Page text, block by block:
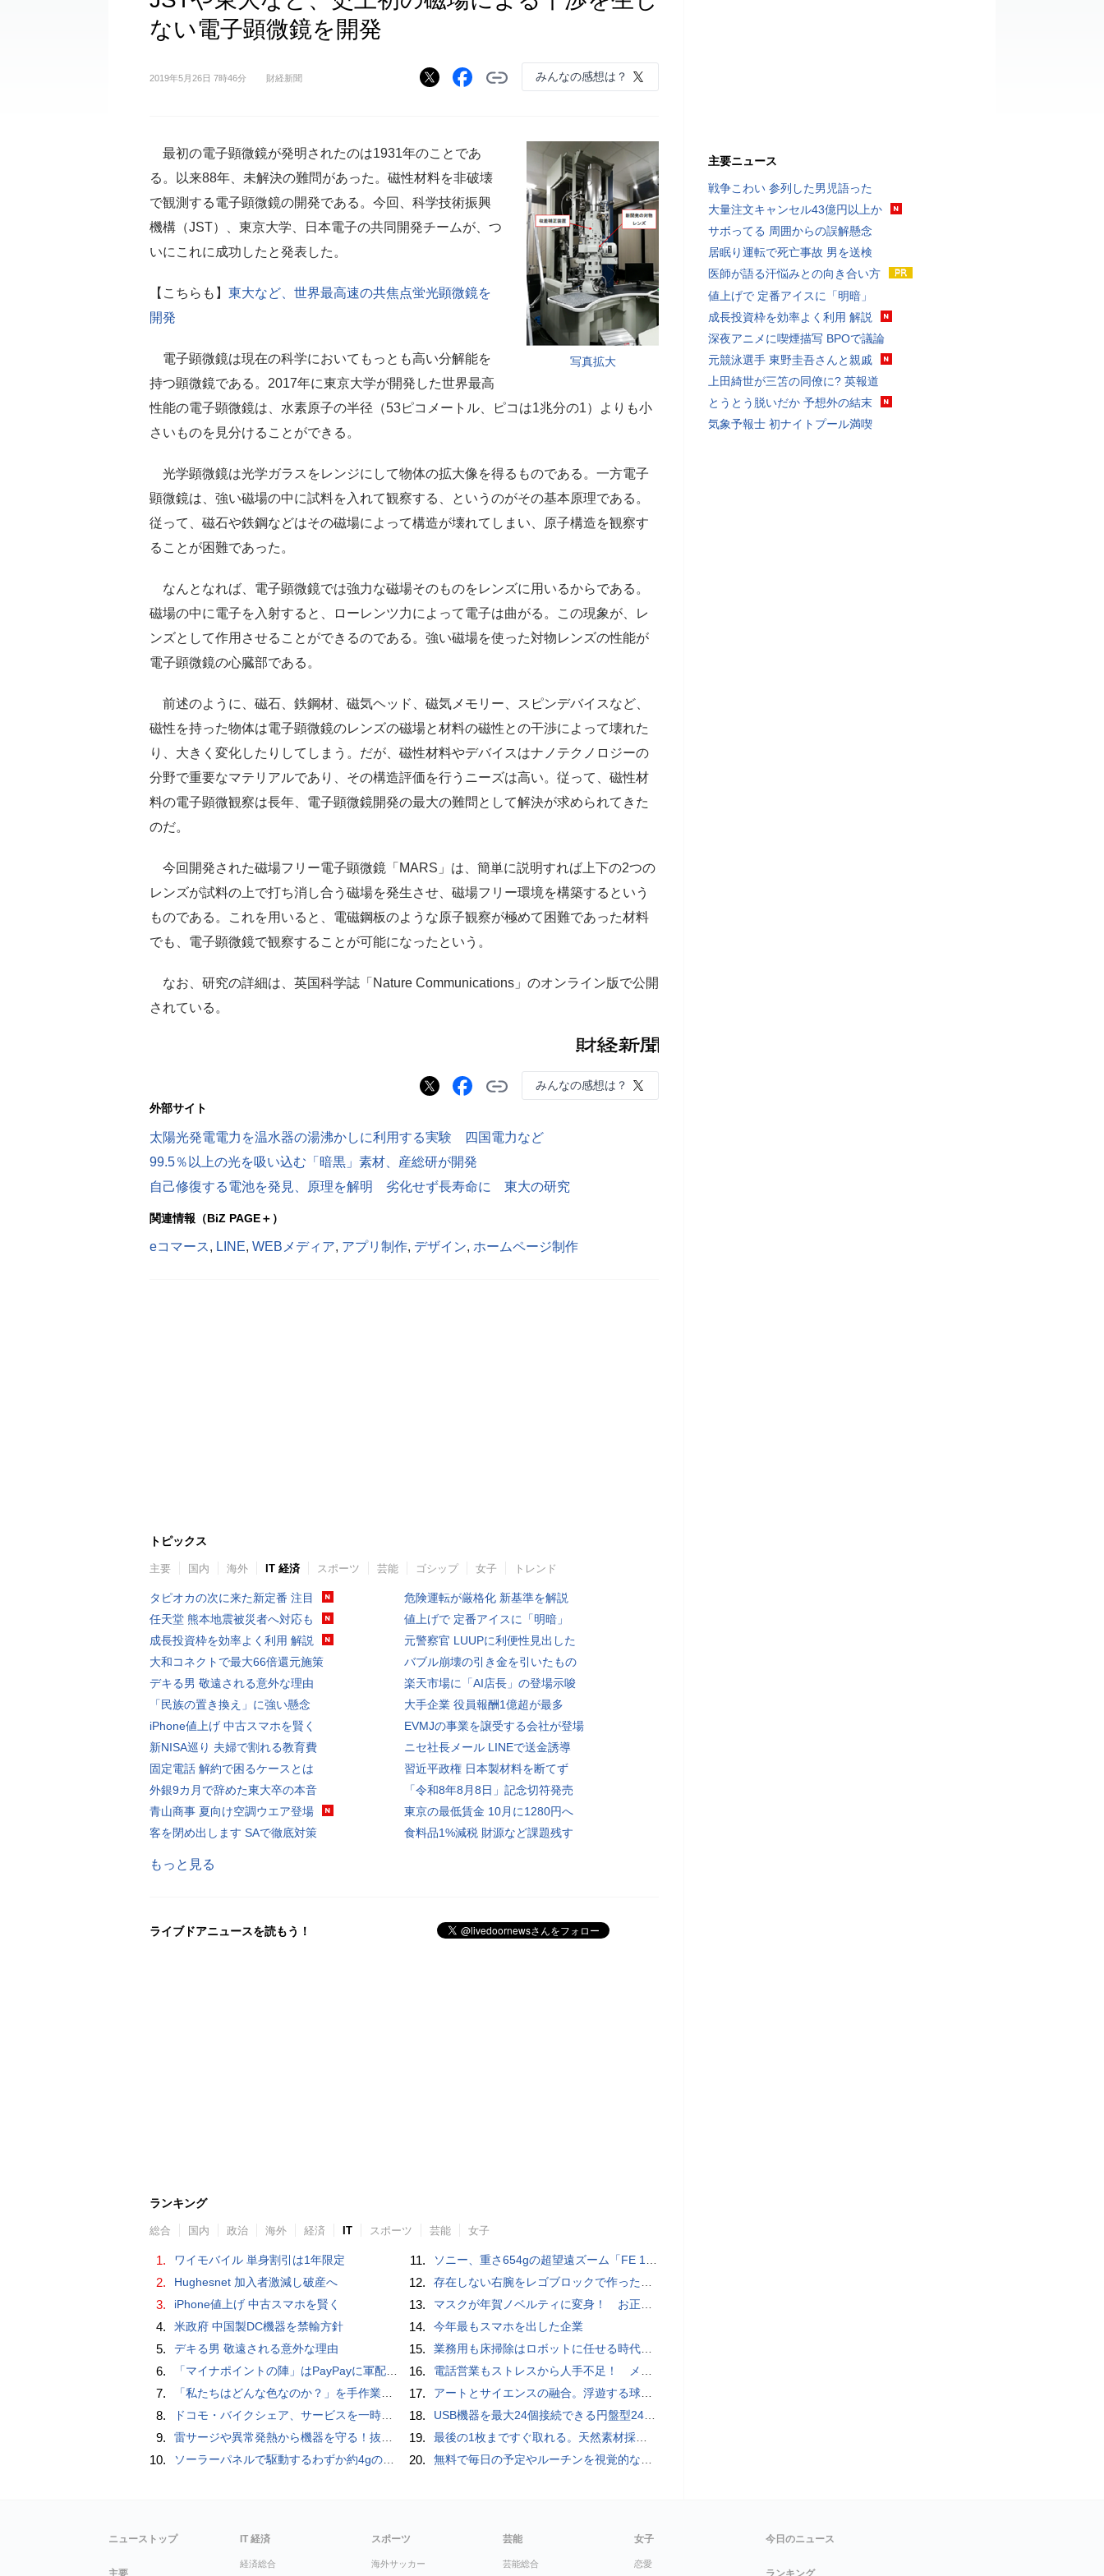
ない電子顕微鏡を開発
2019年5月26日 7時46分 財経新聞 みんなの感想は？
写真拡大
最初の電子顕微鏡が発明されたのは1931年のことであ
る。以来88年、未解決の難問があった。磁性材料を非破壊
で観測する電子顕微鏡の開発である。今回、科学技術振興
機構（JST）、東京大学、日本電子の共同開発チームが、つ
いにこれに成功したと発表した。
【こちらも】 東大など、世界最高速の共焦点蛍光顕微鏡を
開発
電子顕微鏡は現在の科学においてもっとも高い分解能を
持つ顕微鏡である。2017年に東京大学が開発した世界最高
性能の電子顕微鏡は、水素原子の半径（53ピコメートル、ピコは1兆分の1）よりも小
さいものを見分けることができる。
光学顕微鏡は光学ガラスをレンジにして物体の拡大像を得るものである。一方電子
顕微鏡は、強い磁場の中に試料を入れて観察する、というのがその基本原理である。
従って、磁石や鉄鋼などはその磁場によって構造が壊れてしまい、原子構造を観察す
ることが困難であった。
なんとなれば、電子顕微鏡では強力な磁場そのものをレンズに用いるからである。
磁場の中に電子を入射すると、ローレンツ力によって電子は曲がる。この現象が、レ
ンズとして作用させることができるのである。強い磁場を使った対物レンズの性能が
電子顕微鏡の心臓部である。
前述のように、磁石、鉄鋼材、磁気ヘッド、磁気メモリー、スピンデバイスなど、
磁性を持った物体は電子顕微鏡のレンズの磁場と材料の磁性との干渉によって壊れた
り、大きく変化したりしてしまう。だが、磁性材料やデバイスはナノテクノロジーの
分野で重要なマテリアルであり、その構造評価を行うニーズは高い。従って、磁性材
料の電子顕微観察は長年、電子顕微鏡開発の最大の難問として解決が求められてきた
のだ。
今回開発された磁場フリー電子顕微鏡「MARS」は、簡単に説明すれば上下の2つの
レンズが試料の上で打ち消し合う磁場を発生させ、磁場フリー環境を構築するという
ものである。これを用いると、電磁鋼板のような原子観察が極めて困難であった材料
でも、電子顕微鏡で観察することが可能になったという。
なお、研究の詳細は、英国科学誌「Nature Communications」のオンライン版で公開
されている。
みんなの感想は？
外部サイト
太陽光発電電力を温水器の湯沸かしに利用する実験 四国電力など
99.5％以上の光を吸い込む「暗黒」素材、産総研が開発
自己修復する電池を発見、原理を解明 劣化せず長寿命に 東大の研究
関連情報（BiZ PAGE＋）
eコマース, LINE, WEBメディア, アプリ制作, デザイン, ホームページ制作
トピックス
主要 国内 海外 IT 経済 スポーツ 芸能 ゴシップ 女子 トレンド
タピオカの次に来た新定番 注目
任天堂 熊本地震被災者へ対応も
成長投資枠を効率よく利用 解説
大和コネクトで最大66倍還元施策
デキる男 敬遠される意外な理由
「民族の置き換え」に強い懸念
iPhone値上げ 中古スマホを賢く
新NISA巡り 夫婦で割れる教育費
固定電話 解約で困るケースとは
外銀9カ月で辞めた東大卒の本音
青山商事 夏向け空調ウエア登場
客を閉め出します SAで徹底対策
危険運転が厳格化 新基準を解説
値上げで 定番アイスに「明暗」
元警察官 LUUPに利便性見出した
バブル崩壊の引き金を引いたもの
楽天市場に「AI店長」の登場示唆
大手企業 役員報酬1億超が最多
EVMJの事業を譲受する会社が登場
ニセ社長メール LINEで送金誘導
習近平政権 日本製材料を断てず
「令和8年8月8日」記念切符発売
東京の最低賃金 10月に1280円へ
食料品1%減税 財源など課題残す
もっと見る
ライブドアニュースを読もう！
ランキング
総合 国内 政治 海外 経済 IT スポーツ 芸能 女子
1. ワイモバイル 単身割引は1年限定
2. Hughesnet 加入者激減し破産へ
3. iPhone値上げ 中古スマホを賢く
4. 米政府 中国製DC機器を禁輸方針
5. デキる男 敬遠される意外な理由
6. 「マイナポイントの陣」はPayPayに軍配！ 燻製できちゃう鍋、グラスドームクッカー
7. 「私たちはどんな色なのか？」を手作業でデータ分析して人間の肌の色を表現する新しい色空間を構築した「Inclusive Color Space」
8. ドコモ・バイクシェア、サービスを一時停止 不具合の復旧が見通せないため
9. 雷サージや異常発熱から機器を守る！抜け止め仕様の3P-2P変換アダプタ
10. ソーラーパネルで駆動するわずか約4gの超軽量ドローン「CoulombFly」
11. ソニー、重さ654gの超望遠ズーム「FE 100-400mm F5.6-8 OSS」 実売14万円前後
12. 存在しない右腕をレゴブロックで作った少年ビルダーが登場
13. マスクが年賀ノベルティに変身！ お正月特別パッケージの注文受付開始
14. 今年最もスマホを出した企業
15. 業務用も床掃除はロボットに任せる時代が本格到来 ビルメンヒューマンフェア ＆ クリーンEXPO 2018
16. 電話営業もストレスから人手不足！ メンタルに心配ない会話AI 「Sakura TALK」が営業電話をかける時代がくる
17. アートとサイエンスの融合。浮遊する球体インテリア「Buda Ball(ブダボール)」
18. USB機器を最大24個接続できる円盤型24ポートUSBハブが登場
19. 最後の1枚まですぐ取れる。天然素材採用の「Ih Paperティッシュケース」
20. 無料で毎日の予定やルーチンを視覚的なブロック配置で把握しNextCloud・WebDAV・Obsidianなどで同期＆AI連携・歩数記録・専用Androidアプリ・StreamDeckの双方向完全連携も可能な「dayGLANCE」、アカウント登録不要でセルフホストも可能
主要ニュース
戦争こわい 参列した男児語った
大量注文キャンセル43億円以上か
サボってる 周囲からの誤解懸念
居眠り運転で死亡事故 男を送検
医師が語る汗悩みとの向き合い方
値上げで 定番アイスに「明暗」
成長投資枠を効率よく利用 解説
深夜アニメに喫煙描写 BPOで議論
元競泳選手 東野圭吾さんと親戚
上田綺世が三笘の同僚に? 英報道
とうとう脱いだか 予想外の結末
気象予報士 初ナイトプール満喫
ニューストップ
主要
IT 経済
経済総合
スポーツ
海外サッカー
芸能
芸能総合
女子
恋愛
今日のニュース
ランキング